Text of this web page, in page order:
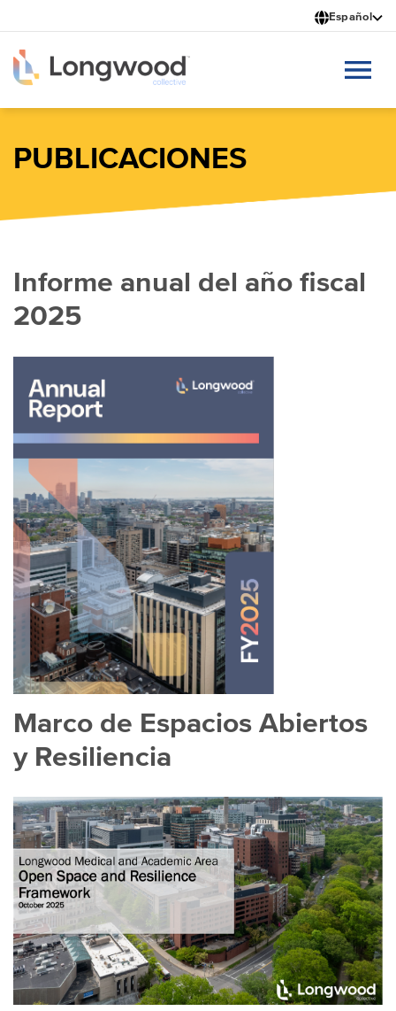
al
contenido
principal
Español
PUBLICACIONES
Informe anual del año fiscal
2025
Marco de Espacios Abiertos
y Resiliencia